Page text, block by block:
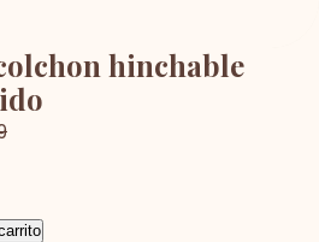
hinchable